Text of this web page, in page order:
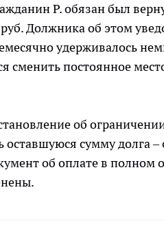
Р. обязан был
Должника об этом
удерживалось
сменить постоянное
об
оставшуюся сумму долга
об оплате в полном